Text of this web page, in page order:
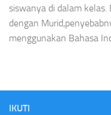
siswanya di dalam kelas.
dengan
menggunakan Bahasa
IKUTI